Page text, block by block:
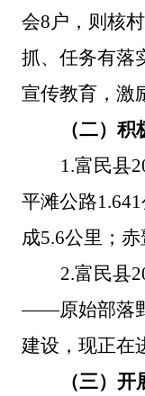
会8户，则核
抓、任务有落
宣传教育，激
（二） 积
1.富民县
平滩公路1.641
成5.6公里；
2.富民县
——原始部落
建设，现正在
（三）